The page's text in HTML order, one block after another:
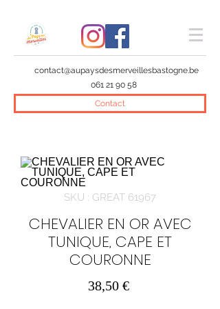
contact@aupaysdesmerveillesbastogne.be
061 21 90 58
Contact
SKU : GREAT 61967
CHEVALIER EN OR AVEC
TUNIQUE, CAPE ET
COURONNE
38,50 €Prix